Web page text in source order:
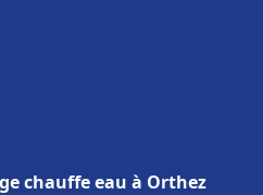
chauffe eau à Orthez